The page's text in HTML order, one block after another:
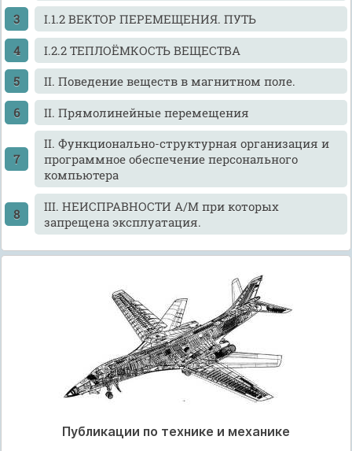
I.1.2 ВЕКТОР ПЕРЕМЕЩЕНИЯ. ПУТЬ
I.2.2 ТЕПЛОЁМКОСТЬ ВЕЩЕСТВА
II. Поведение веществ в магнитном поле.
II. Прямолинейные перемещения
II. Функционально-структурная организация и
программное обеспечение персонального
компьютера
III. НЕИСПРАВНОСТИ А/М при которых
запрещена эксплуатация.
Публикации по технике и механике